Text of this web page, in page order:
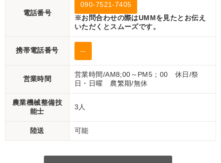
電話番号
090-7521-7405
※お問合わせの際はUMMを見たとお伝え
いただくとスムーズです。
携帯電話番号 --
営業時間
営業時間/AM8;00～PM5；00 休日/祭
日・日曜 農繁期/無休
農業機械整備技
能士
3人
陸送 可能